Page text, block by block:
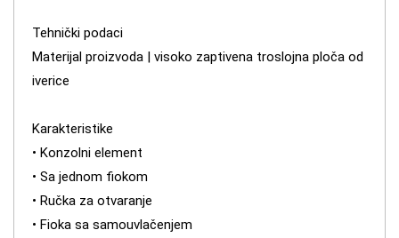
Tehnički podaci
Materijal proizvoda | visoko zaptivena troslojna ploča od
iverice
Karakteristike
• Konzolni element
• Sa jednom fiokom
• Ručka za otvaranje
• Fioka sa samouvlačenjem